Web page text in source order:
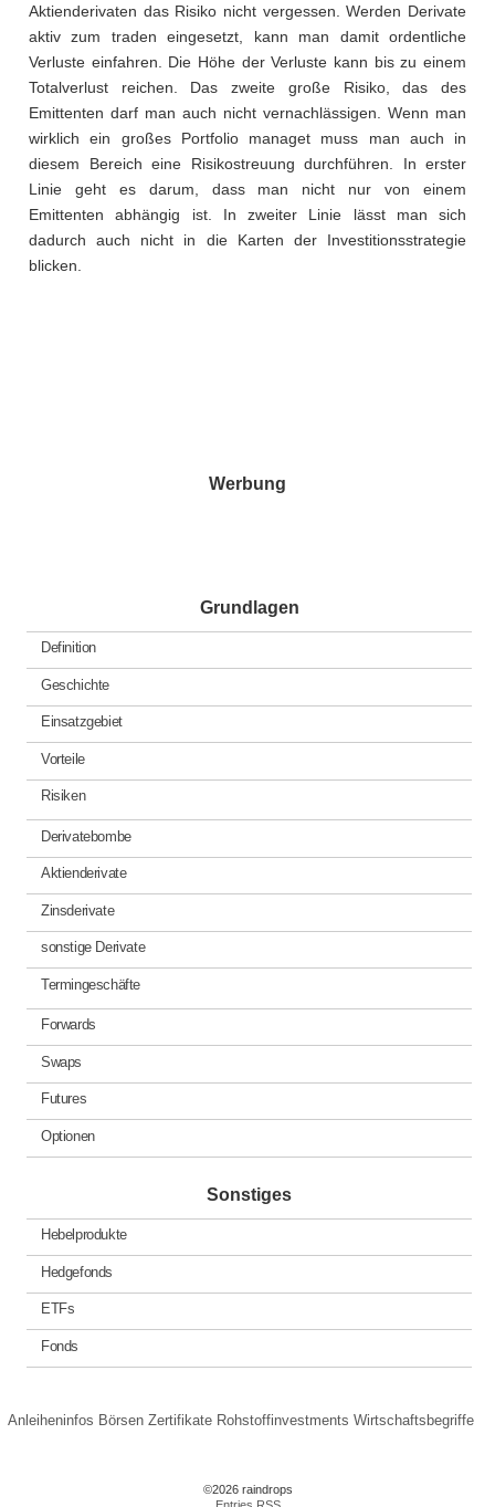
Aktienderivaten das Risiko nicht vergessen. Werden Derivate
aktiv zum traden eingesetzt, kann man damit ordentliche
Verluste einfahren. Die Höhe der Verluste kann bis zu einem
Totalverlust reichen. Das zweite große Risiko, das des
Emittenten darf man auch nicht vernachlässigen. Wenn man
wirklich ein großes Portfolio managet muss man auch in
diesem Bereich eine Risikostreuung durchführen. In erster
Linie geht es darum, dass man nicht nur von einem
Emittenten abhängig ist. In zweiter Linie lässt man sich
dadurch auch nicht in die Karten der Investitionsstrategie
blicken.
Werbung
Grundlagen
Definition
Geschichte
Einsatzgebiet
Vorteile
Risiken
Derivatebombe
Aktienderivate
Zinsderivate
sonstige Derivate
Termingeschäfte
Forwards
Swaps
Futures
Optionen
Sonstiges
Hebelprodukte
Hedgefonds
ETFs
Fonds
Anleiheninfos Börsen Zertifikate Rohstoffinvestments Wirtschaftsbegriffe
©2026 raindrops
Entries RSS